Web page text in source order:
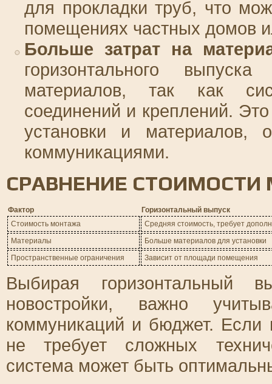
для прокладки труб, что
помещениях частных домов
Больше затрат на
горизонтального
материалов, так как
соединений и креплений.
установки и
коммуникациями.
СРАВНЕНИЕ
Фактор
Горизонтальный выпуск
Стоимость монтажа
Средняя стоимость, требует
Материалы
Больше материалов для установки
Пространственные ограничения
Зависит от площади помещения
Выбирая
новостройки, важно
коммуникаций и бюджет. Если
не требует сложных
система может быть